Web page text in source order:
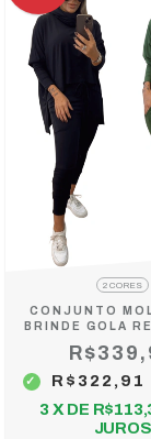
2 CORES
CONJUNTO
BRINDE GOLA
R$322,91
3 X DE
JUROS